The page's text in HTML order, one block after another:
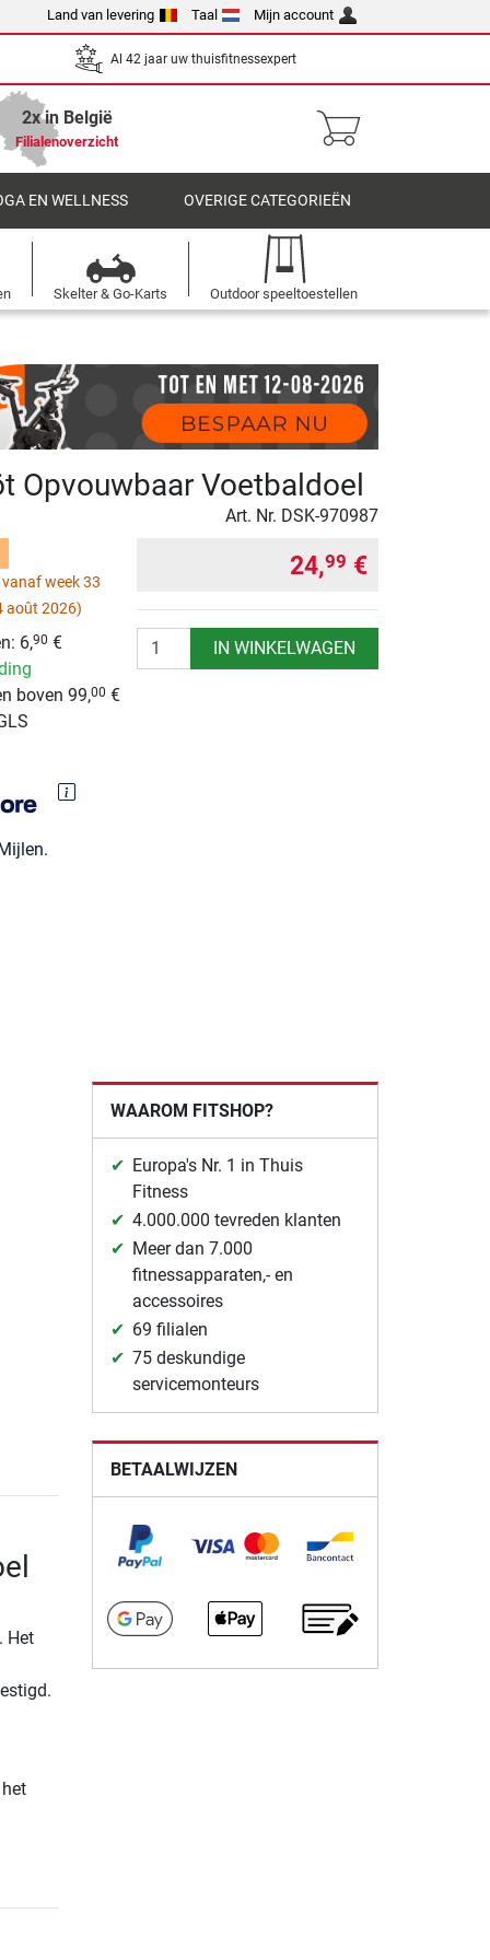
Land van levering Taal Mijn account
Al 42 jaar uw thuisfitnessexpert
2x in België
Filialenoverzicht
EN WELLNESS OVERIGE CATEGORIEËN
Skelter & Go-Karts Outdoor speeltoestellen
Opvouwbaar Voetbaldoel
Art. Nr. DSK-970987
week 33
août 2026)
6,90 €
boven 99,00 €
24,99 €
Aantal IN WINKELWAGEN
Het
WAAROM FITSHOP?
Europa's Nr. 1 in Thuis
Fitness
4.000.000 tevreden klanten
Meer dan 7.000
fitnessapparaten,- en
accessoires
69 filialen
75 deskundige
servicemonteurs
BETAALWIJZEN